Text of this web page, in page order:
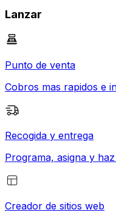
Lanzar
Punto de venta
Cobros mas rapidos e
Recogida y entrega
Programa, asigna y
Creador de sitios web